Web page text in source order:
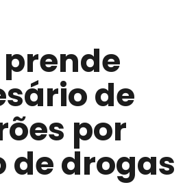
prende
de
por
drogas